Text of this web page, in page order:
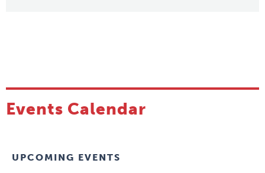
Events Calendar
UPCOMING EVENTS